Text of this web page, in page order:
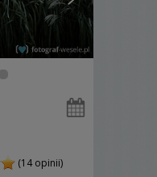
(14 opinii)